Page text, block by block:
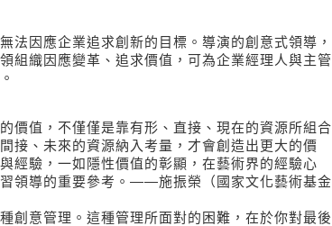
法因應企業追求創新的目標。導演的創意式領導，
組織因應變革、追求價值，可為企業經理人與主管
價值，不僅僅是靠有形、直接、現在的資源所組合
接、未來的資源納入考量，才會創造出更大的價
經驗，一如隱性價值的彰顯，在藝術界的經驗心
領導的重要參考。——施振榮（國家文化藝術基金
創意管理。這種管理所面對的困難，在於你對最後